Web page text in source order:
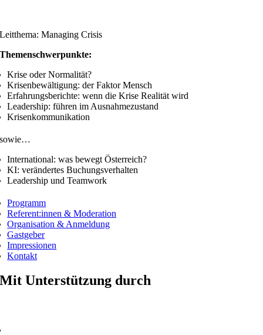
Leitthema: Managing Crisis
Themenschwerpunkte:
Krise oder Normalität?
Krisenbewältigung: der Faktor Mensch
Erfahrungsberichte: wenn die Krise Realität wird
Leadership: führen im Ausnahmezustand
Krisenkommunikation
sowie…
International: was bewegt Österreich?
KI: verändertes Buchungsverhalten
Leadership und Teamwork
Programm
Referent:innen & Moderation
Organisation & Anmeldung
Gastgeber
Impressionen
Kontakt
Mit Unterstützung durch